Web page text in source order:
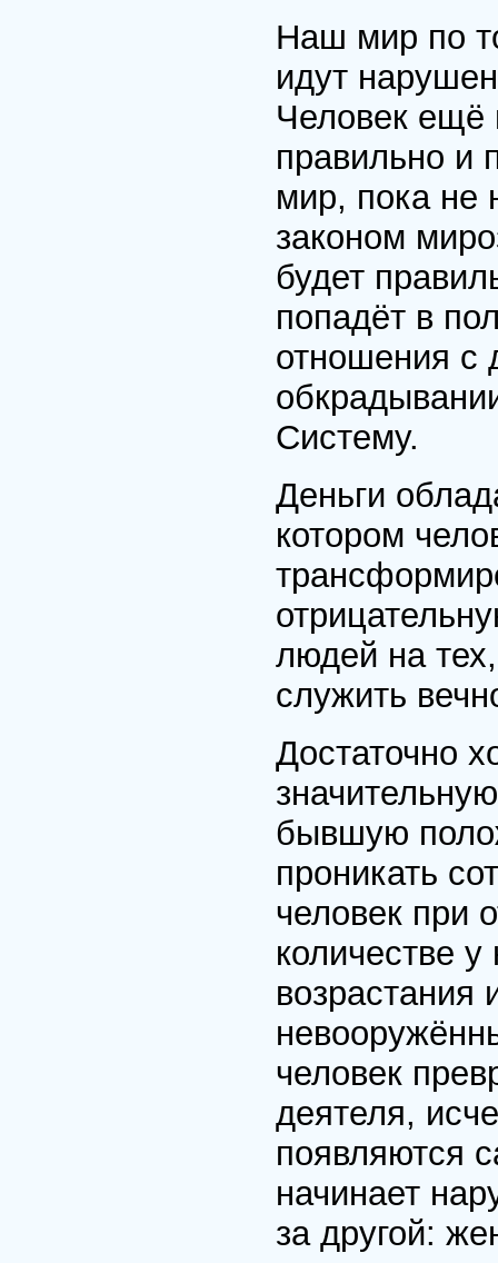
Наш мир по
идут
Человек ещё
правильно и
мир, пока не
законом
будет
попадёт в
отношения с
Систему.
Деньги
котором
людей на
служить
Достаточно
бывшую
проникать
человек при
количестве у
возрастания
человек
деятеля,
появляются
начинает
за другой: